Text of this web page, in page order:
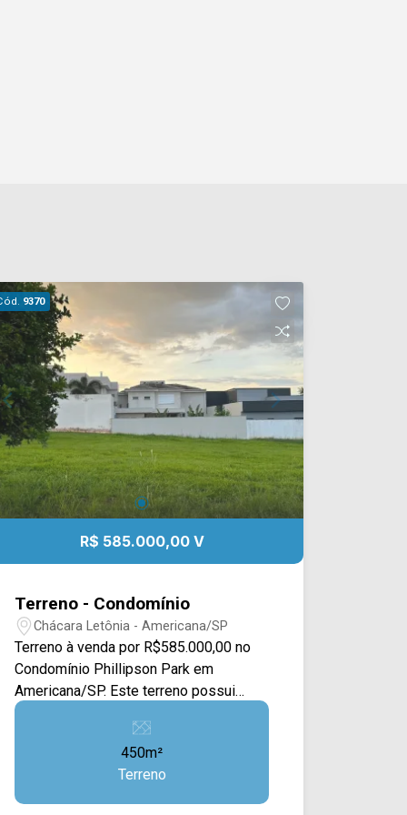
9370
R$ 585.000,00 V
Terreno - Condomínio
Chácara Letônia - Americana/SP
Terreno à venda por R$585.000,00 no
Condomínio Phillipson Park em
Americana/SP. Este terreno possui
450M², contando com uma ampla área
plana e com calçada, a área esta
gramada e com outras casas ao redor.
Contém uma árvore próximo a sarjeta
da calçada. Localizado no bairro
450m²
Terreno